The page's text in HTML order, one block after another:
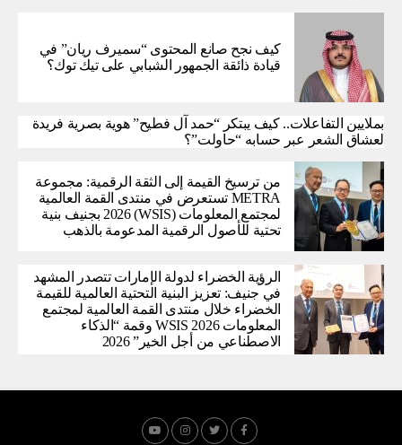
كيف نجح صانع المحتوى “سميرف ريان” في
قيادة ذائقة الجمهور الشبابي على تيك توك؟
بملايين التفاعلات.. كيف يبتكر “حمد آل فطيح” هوية بصرية فريدة
لعشاق الشعر عبر حسابه “حاولت”؟
من ترسيخ القيمة إلى الثقة الرقمية: مجموعة
METRA تستعرض في منتدى القمة العالمية
لمجتمع المعلومات (WSIS) 2026 بجنيف بنية
تحتية للأصول الرقمية المدعومة بالذهب
الرؤية الخضراء لدولة الإمارات تتصدر المشهد
في جنيف: تعزيز البنية التحتية العالمية للقيمة
الخضراء خلال منتدى القمة العالمية لمجتمع
المعلومات WSIS 2026 وقمة “الذكاء
الاصطناعي من أجل الخير” 2026